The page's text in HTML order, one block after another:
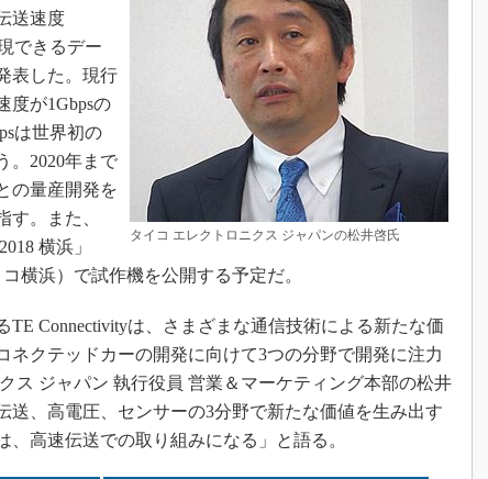
メイドインジャパン
植物工場
知財マネジメント
グローバル設計・開発
制御セキュリティ
新型コロナへの対応
タイコ エレクトロニクス ジャパンの松井啓氏
送速度
できるデー
表した。現行
度が1Gbpsの
は世界初の
。2020年まで
の量産開発を
す。また、
横浜」
横浜）で試作機を公開する予定だ。
Connectivityは、さまざまな通信技術による新たな価
ネクテッドカーの開発に向けて3つの分野で開発に注力
ス ジャパン 執行役員 営業＆マーケティング本部の松井
送、高電圧、センサーの3分野で新たな価値を生み出す
高速伝送での取り組みになる」と語る。